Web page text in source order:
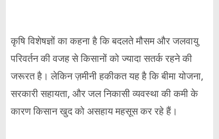
कृषि विशेषज्ञों का कहना है कि बदलते मौसम और जलवायु
परिवर्तन की वजह से किसानों को ज्यादा सतर्क रहने की
जरूरत है। लेकिन ज़मीनी हकीकत यह है कि बीमा योजना,
सरकारी सहायता, और जल निकासी व्यवस्था की कमी के
कारण किसान खुद को असहाय महसूस कर रहे हैं।